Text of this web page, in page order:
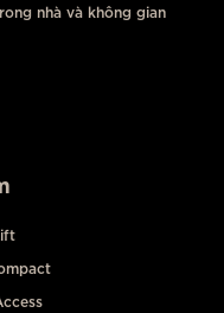
nhà và không gian